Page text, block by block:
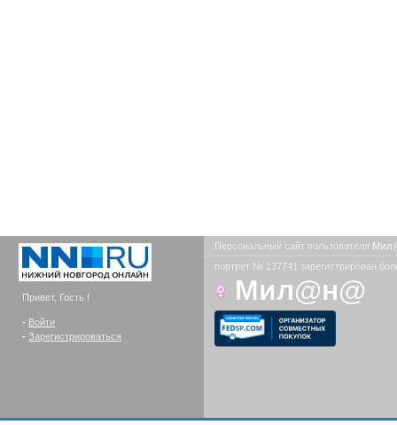
Привет, Гость !
- Войти
- Зарегистрироваться
Персональный сайт пользователя
портрет № 137741 зарегистрирован
Мил@н@